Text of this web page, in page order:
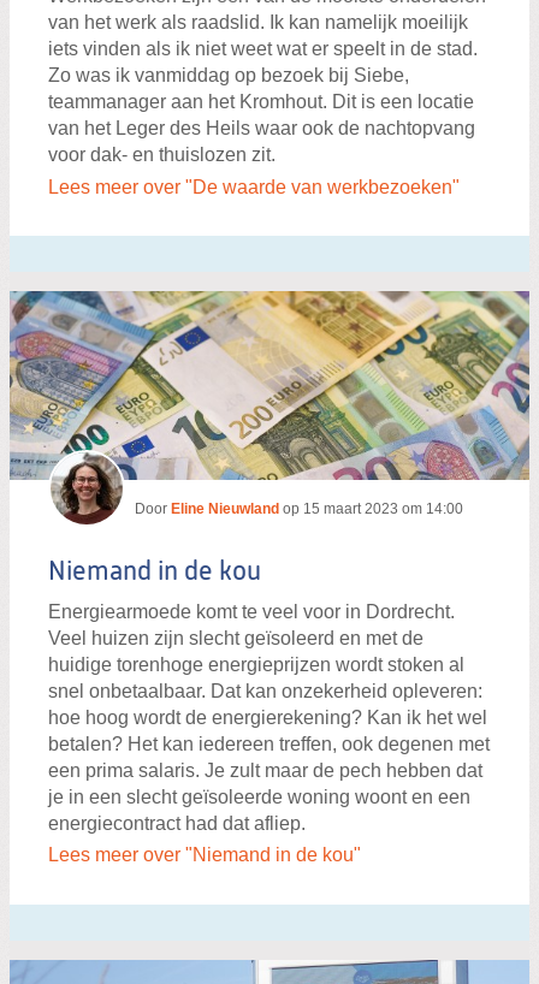
van het werk als raadslid. Ik kan namelijk moeilijk
iets vinden als ik niet weet wat er speelt in de stad.
Zo was ik vanmiddag op bezoek bij Siebe,
teammanager aan het Kromhout. Dit is een locatie
van het Leger des Heils waar ook de nachtopvang
voor dak- en thuislozen zit.
Lees meer over "De waarde van werkbezoeken"
Door Eline Nieuwland op 15 maart 2023 om 14:00
Niemand in de kou
Energiearmoede komt te veel voor in Dordrecht.
Veel huizen zijn slecht geïsoleerd en met de
huidige torenhoge energieprijzen wordt stoken al
snel onbetaalbaar. Dat kan onzekerheid opleveren:
hoe hoog wordt de energierekening? Kan ik het wel
betalen? Het kan iedereen treffen, ook degenen met
een prima salaris. Je zult maar de pech hebben dat
je in een slecht geïsoleerde woning woont en een
energiecontract had dat afliep.
Lees meer over "Niemand in de kou"